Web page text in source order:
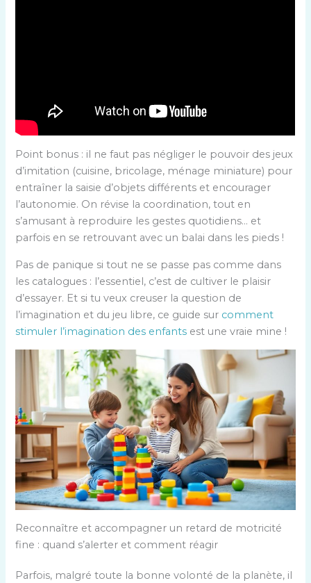
Point bonus : il ne faut pas négliger le pouvoir des jeux
d’imitation (cuisine, bricolage, ménage miniature) pour
entraîner la saisie d’objets différents et encourager
l’autonomie. On révise la coordination, tout en
s’amusant à reproduire les gestes quotidiens… et
parfois en se retrouvant avec un balai dans les pieds !
Pas de panique si tout ne se passe pas comme dans
les catalogues : l’essentiel, c’est de cultiver le plaisir
d’essayer. Et si tu veux creuser la question de
l’imagination et du jeu libre, ce guide sur comment
stimuler l’imagination des enfants est une vraie mine !
Reconnaître et accompagner un retard de motricité
fine : quand s’alerter et comment réagir
Parfois, malgré toute la bonne volonté de la planète, il